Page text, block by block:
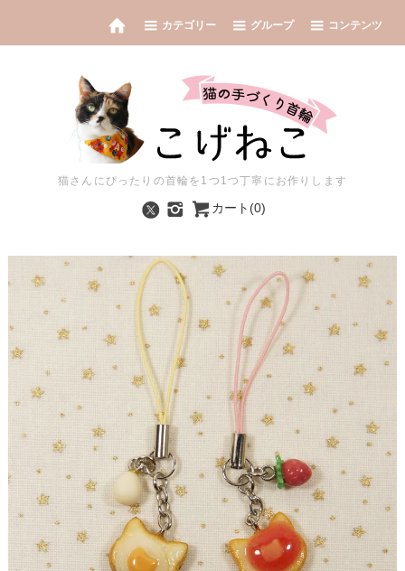
カテゴリー グループ コンテンツ
猫さんにぴったりの首輪を1つ1つ丁寧にお作りします
カート(0)